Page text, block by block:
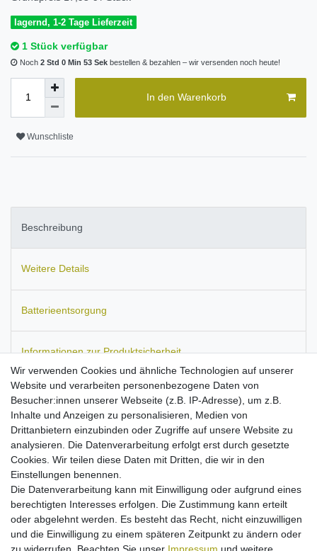
lagernd, 1-2 Tage Lieferzeit
1 Stück verfügbar
Noch 2 Std 0 Min 53 Sek bestellen & bezahlen – wir versenden noch heute!
In den Warenkorb
Wunschliste
Beschreibung
Weitere Details
Batterieentsorgung
Informationen zur Produktsicherheit
Passend für:Samsung SGH-D800.Ersetzt den Akku-Typ:
BST5268BE. Maße:ca. 47 x 36 x 4,5 mm.Kapazität: 600 mAh.
Hohe Stand-by- und Sprechzeiten
mit maximal möglichen Kapazität bei diesem Akku-Typ!
Hochwertige Zellen mit langer Lebensdauer
passgenau verarbeitet
ersetzt den Originalakku von o.g. Modellen
Aufladung mit jedem zum Gerät passenden Ladegerät
Kein Memoryeffekt
Wir verwenden Cookies und ähnliche Technologien auf unserer
Website und verarbeiten personenbezogene Daten von
Besucher:innen unserer Webseite (z.B. IP-Adresse), um z.B.
Inhalte und Anzeigen zu personalisieren, Medien von
Drittanbietern einzubinden oder Zugriffe auf unsere Website zu
analysieren. Die Datenverarbeitung erfolgt erst durch gesetzte
Cookies. Wir teilen diese Daten mit Dritten, die wir in den
Einstellungen benennen.
Die Datenverarbeitung kann mit Einwilligung oder aufgrund eines
berechtigten Interesses erfolgen. Die Zustimmung kann erteilt
oder abgelehnt werden. Es besteht das Recht, nicht einzuwilligen
und die Einwilligung zu einem späteren Zeitpunkt zu ändern oder